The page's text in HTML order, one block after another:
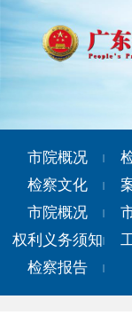
市院概况
检察文化
市院概况
权利义务须知
检察报告